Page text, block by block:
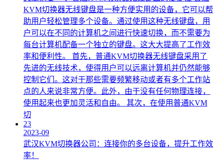
KVM切换器无线键盘是一种方便实用的设备，它可以帮
助用户轻松管理多个设备。通过使用这种无线键盘，用
户可以在不同的计算机之间进行快速切换，而不需要为
每台计算机配备一个独立的键盘。这大大提高了工作效
率和便利性。 首先，普通KVM切换器无线键盘采用了
先进的无线技术，使得用户可以远离计算机并仍然能够
控制它们。这对于那些需要频繁移动或者有多个工作站
点的人来说非常方便。此外，由于没有任何物理连接，
使用起来也更加灵活和自由。 其次，在使用普通KVM
切
23
2023-09
武汉KVM切换器公司：连接你的多台设备，提升工作效
率！